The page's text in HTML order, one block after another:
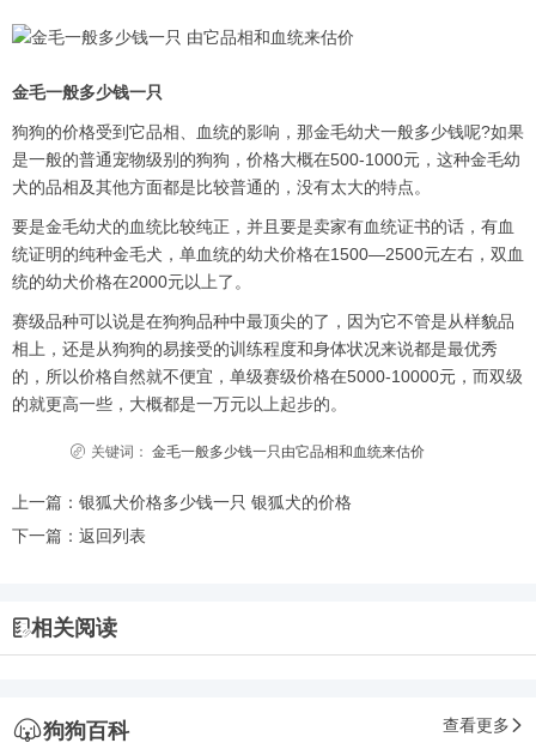
金毛一般多少钱一只
狗狗的价格受到它品相、血统的影响，那金毛幼犬一般多少钱呢?如果
是一般的普通宠物级别的狗狗，价格大概在500-1000元，这种金毛幼
犬的品相及其他方面都是比较普通的，没有太大的特点。
要是金毛幼犬的血统比较纯正，并且要是卖家有血统证书的话，有血
统证明的纯种金毛犬，单血统的幼犬价格在1500—2500元左右，双血
统的幼犬价格在2000元以上了。
赛级品种可以说是在狗狗品种中最顶尖的了，因为它不管是从样貌品
相上，还是从狗狗的易接受的训练程度和身体状况来说都是最优秀
的，所以价格自然就不便宜，单级赛级价格在5000-10000元，而双级
的就更高一些，大概都是一万元以上起步的。
关键词： 金毛一般多少钱一只由它品相和血统来估价
上一篇： 银狐犬价格多少钱一只 银狐犬的价格
下一篇： 返回列表
相关阅读
狗狗百科 查看更多